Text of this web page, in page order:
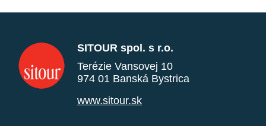
SITOUR spol. s r.o.
Terézie Vansovej 10
974 01 Banská Bystrica
www.sitour.sk